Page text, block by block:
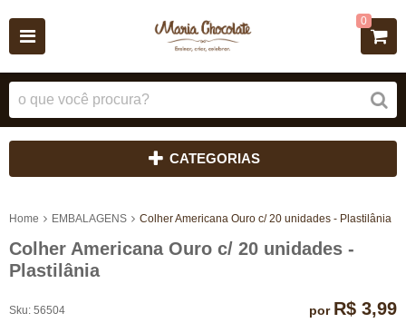
0
CATEGORIAS
Home EMBALAGENS Colher Americana Ouro c/ 20 unidades - Plastilânia
Colher Americana Ouro c/ 20 unidades -
Plastilânia
Sku: 56504
por R$ 3,99